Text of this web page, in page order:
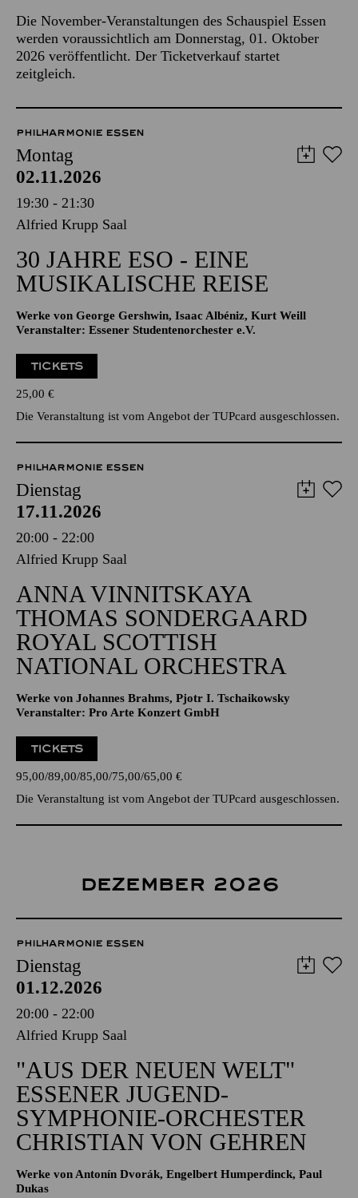
Die November-Veranstaltungen des Schauspiel Essen
werden voraussichtlich am Donnerstag, 01. Oktober
2026 veröffentlicht. Der Ticketverkauf startet
zeitgleich.
PHILHARMONIE ESSEN
Montag
02.11.2026
19:30 - 21:30
Alfried Krupp Saal
30 JAHRE ESO - EINE
MUSIKALISCHE REISE
Werke von George Gershwin, Isaac Albéniz, Kurt Weill
Veranstalter: Essener Studentenorchester e.V.
TICKETS
25,00 €
Die Veranstaltung ist vom Angebot der TUPcard ausgeschlossen.
PHILHARMONIE ESSEN
Dienstag
17.11.2026
20:00 - 22:00
Alfried Krupp Saal
ANNA VINNITSKAYA
THOMAS SONDERGAARD
ROYAL SCOTTISH
NATIONAL ORCHESTRA
Werke von Johannes Brahms, Pjotr I. Tschaikowsky
Veranstalter: Pro Arte Konzert GmbH
TICKETS
95,00 89,00 85,00 75,00 65,00 €
Die Veranstaltung ist vom Angebot der TUPcard ausgeschlossen.
DEZEMBER 2026
PHILHARMONIE ESSEN
Dienstag
01.12.2026
20:00 - 22:00
Alfried Krupp Saal
"AUS DER NEUEN WELT"
ESSENER JUGEND-
SYMPHONIE-ORCHESTER
CHRISTIAN VON GEHREN
Werke von Antonín Dvorák, Engelbert Humperdinck, Paul
Dukas